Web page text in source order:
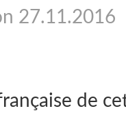
27.11.2016
de